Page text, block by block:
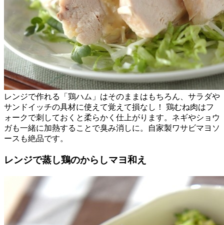
レンジで作れる「鶏ハム」はそのままはもちろん、サラダや
サンドイッチの具材に使えて覚えて損なし！ 鶏むね肉はフ
ォークで刺しておくと柔らかく仕上がります。ネギやショウ
ガも一緒に加熱することで臭み消しに。自家製ワサビマヨソ
ースも絶品です。
レンジで蒸し鶏のからしマヨ和え